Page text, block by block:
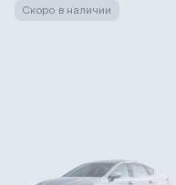
Скоро в наличии